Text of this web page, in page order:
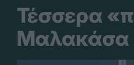
Τέσσερα
Μαλακάσα